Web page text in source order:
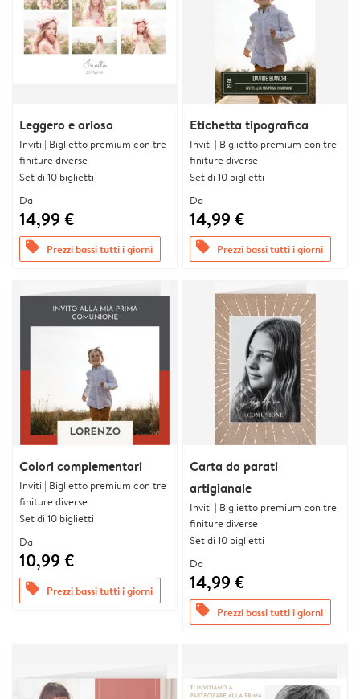
Leggero e arioso
Inviti | Biglietto premium con tre
finiture diverse
Set di 10 biglietti
Da
14,99 €
offers Prezzi bassi tutti i giorni
Etichetta tipografica
Inviti | Biglietto premium con tre
finiture diverse
Set di 10 biglietti
Da
14,99 €
offers Prezzi bassi tutti i giorni
Colori complementari
Inviti | Biglietto premium con tre
finiture diverse
Set di 10 biglietti
Da
10,99 €
offers Prezzi bassi tutti i giorni
Carta da parati
artigianale
Inviti | Biglietto premium con tre
finiture diverse
Set di 10 biglietti
Da
14,99 €
offers Prezzi bassi tutti i giorni